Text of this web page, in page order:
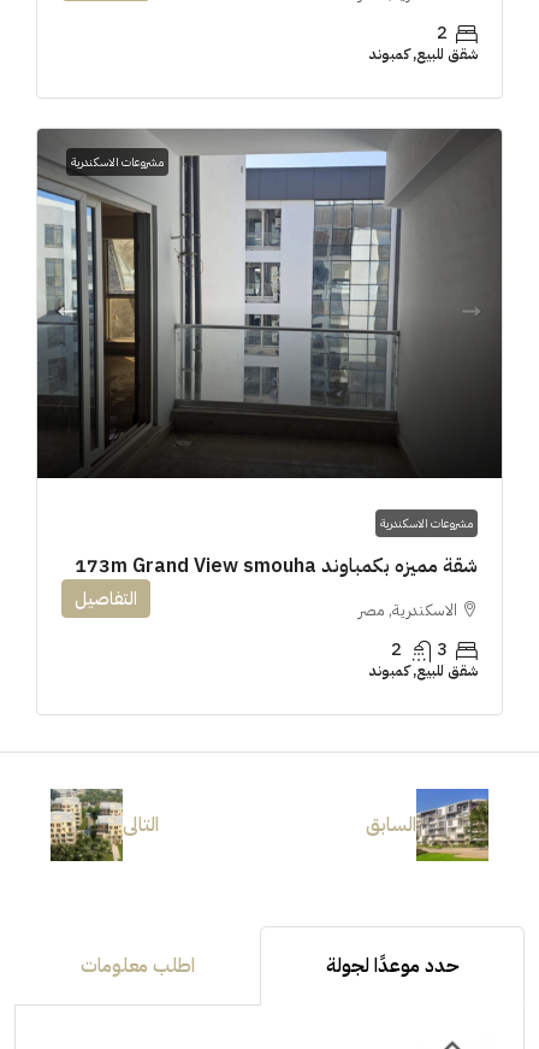
2
شقق للبيع, كمبوند
مشروعات الاسكندرية
مشروعات الاسكندرية
شقة مميزه بكمباوند 173m Grand View smouha
الاسكندرية, مصر
3
2
شقق للبيع, كمبوند
التفاصيل
السابق التالى
حدد موعدًا لجولة اطلب معلومات